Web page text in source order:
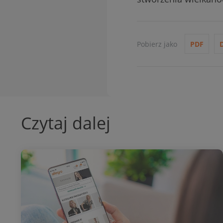
Pobierz jako PDF
Czytaj dalej